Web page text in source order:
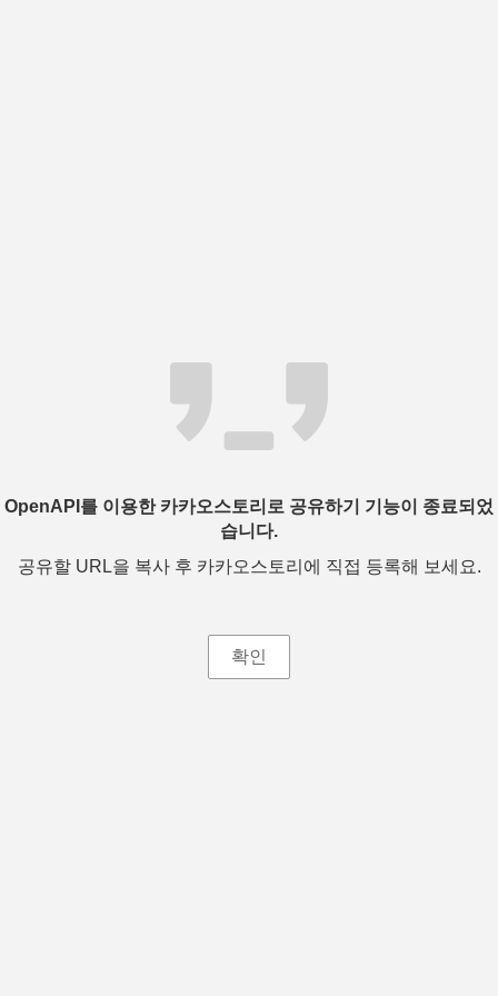
OpenAPI를 이용한 카카오스토리로 공유하기 기능이 종료되었
습니다.
공유할 URL을 복사 후 카카오스토리에 직접 등록해 보세요.
확인